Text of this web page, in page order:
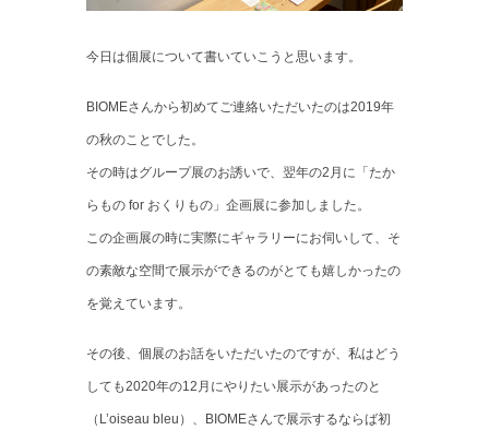
今日は個展について書いていこうと思います。
BIOMEさんから初めてご連絡いただいたのは2019年
の秋のことでした。
その時はグループ展のお誘いで、翌年の2月に「たか
らもの for おくりもの」企画展に参加しました。
この企画展の時に実際にギャラリーにお伺いして、そ
の素敵な空間で展示ができるのがとても嬉しかったの
を覚えています。
その後、個展のお話をいただいたのですが、私はどう
しても2020年の12月にやりたい展示があったのと
（ L’oiseau bleu ）、BIOMEさんで展示するならば初